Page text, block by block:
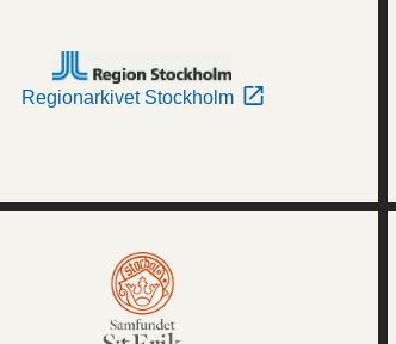
Regionarkivet Stockholm